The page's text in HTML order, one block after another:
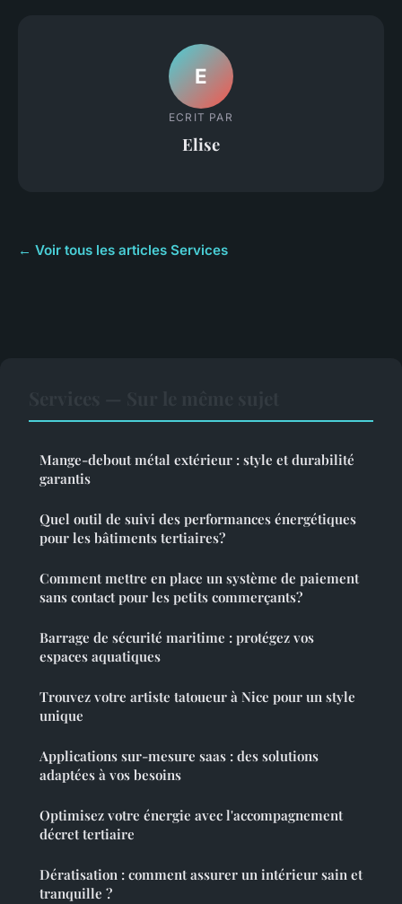
E
ECRIT PAR
Elise
← Voir tous les articles Services
Mange-debout métal extérieur : style et durabilité
garantis
Quel outil de suivi des performances énergétiques
pour les bâtiments tertiaires?
Comment mettre en place un système de paiement
sans contact pour les petits commerçants?
Barrage de sécurité maritime : protégez vos
espaces aquatiques
Trouvez votre artiste tatoueur à Nice pour un style
unique
Applications sur-mesure saas : des solutions
adaptées à vos besoins
Optimisez votre énergie avec l'accompagnement
décret tertiaire
Dératisation : comment assurer un intérieur sain et
tranquille ?